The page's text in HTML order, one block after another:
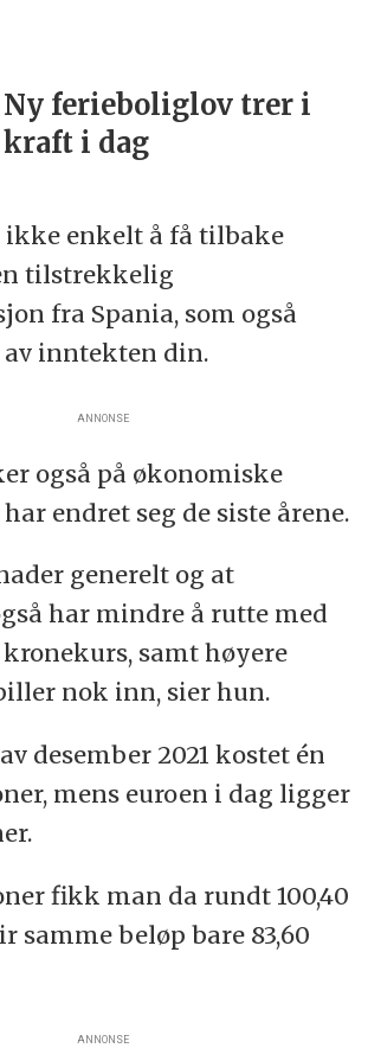
Ny ferieboliglov trer i
kraft i dag
ikke enkelt å få tilbake
tilstrekkelig
fra Spania, som også
inntekten din.
ANNONSE
også på økonomiske
endret seg de siste årene.
generelt og at
har mindre å rutte med
samt høyere
nok inn, sier hun.
desember 2021 kostet én
mens euroen i dag ligger
fikk man da rundt 100,40
samme beløp bare 83,60
ANNONSE